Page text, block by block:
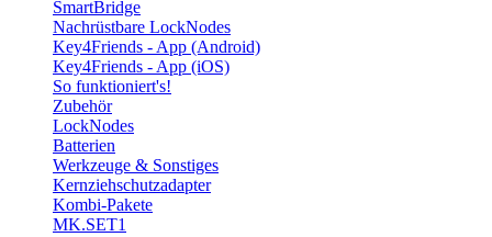
SmartBridge
Nachrüstbare LockNodes
Key4Friends - App (Android)
Key4Friends - App (iOS)
So funktioniert's!
Zubehör
LockNodes
Batterien
Werkzeuge & Sonstiges
Kernziehschutzadapter
Kombi-Pakete
MK.SET1